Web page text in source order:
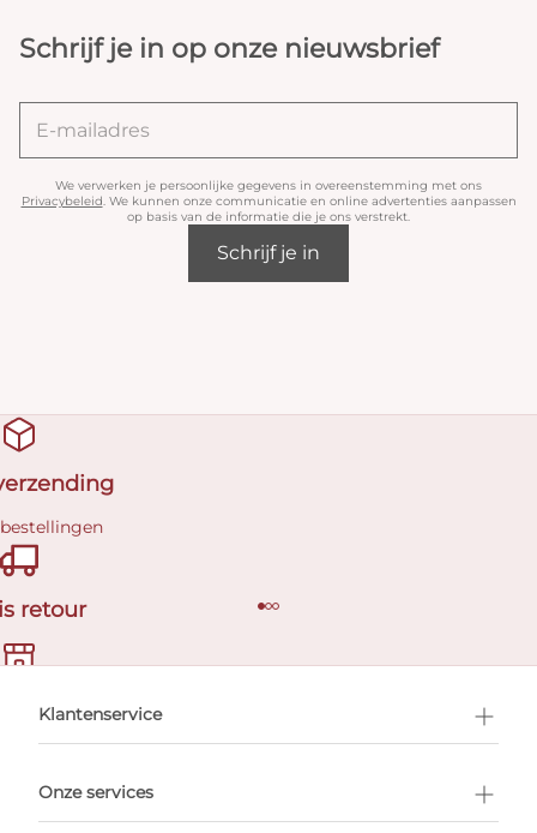
Schrijf je in op onze nieuwsbrief
We verwerken je persoonlijke gegevens in overeenstemming met ons
Privacybeleid. We kunnen onze communicatie en online advertenties aanpassen
op basis van de informatie die je ons verstrekt.
Schrijf je in
retour
afspraak
Klantenservice
Onze services